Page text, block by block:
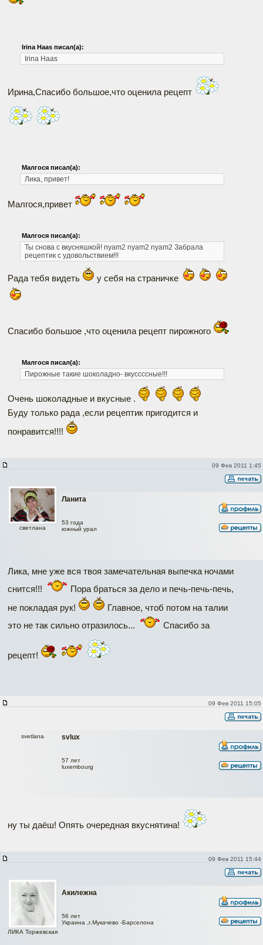
Irina Haas писал(а):
Irina Haas
Ирина,Спасибо большое,что оценила рецепт
Малгося писал(а):
Лика, привет!
Малгося,привет
Малгося писал(а):
Ты снова с вкусняшкой! nyam2 nyam2 nyam2 Забрала
рецептик с удовольствием!!!
Рада тебя видеть у себя на страничке
Спасибо большое ,что оценила рецепт пирожного
Малгося писал(а):
Пирожные такие шоколадно- вкуссссные!!!
Очень шоколадные и вкусные .
Буду только рада ,если рецептик пригодится и
понравится!!!!
09 Фев 2011 1:45
Ланита
светлана
53 года
южный урал
Лика, мне уже вся твоя замечательная выпечка ночами
снится!!!
Пора браться за дело и печь-печь-печь,
не покладая рук!
Главное, чтоб потом на талии
это не так сильно отразилось...
Спасибо за
рецепт!
09 Фев 2011 15:05
svlux
svetlana
57 лет
luxembourg
ну ты даёш! Опять очередная вкуснятина!
09 Фев 2011 15:44
Акилежна
ЛИКА Торжевская
56 лет
Украина ,г.Мукачево -Барселона